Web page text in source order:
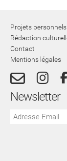
Projets personnels
Rédaction
Contact
Mentions légales
Newsletter